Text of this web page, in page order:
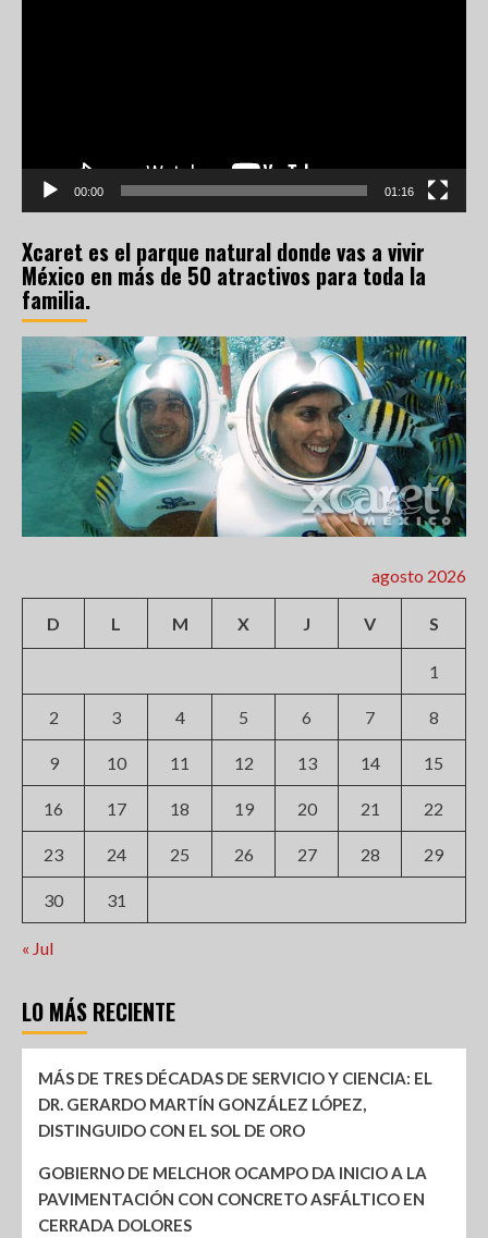
00:00 01:16
Xcaret es el parque natural donde vas a vivir
México en más de 50 atractivos para toda la
familia.
agosto 2026
D L M X J V S
1
2 3 4 5 6 7 8
9 10 11 12 13 14 15
16 17 18 19 20 21 22
23 24 25 26 27 28 29
30 31
« Jul
LO MÁS RECIENTE
MÁS DE TRES DÉCADAS DE SERVICIO Y CIENCIA: EL
DR. GERARDO MARTÍN GONZÁLEZ LÓPEZ,
DISTINGUIDO CON EL SOL DE ORO
GOBIERNO DE MELCHOR OCAMPO DA INICIO A LA
PAVIMENTACIÓN CON CONCRETO ASFÁLTICO EN
CERRADA DOLORES